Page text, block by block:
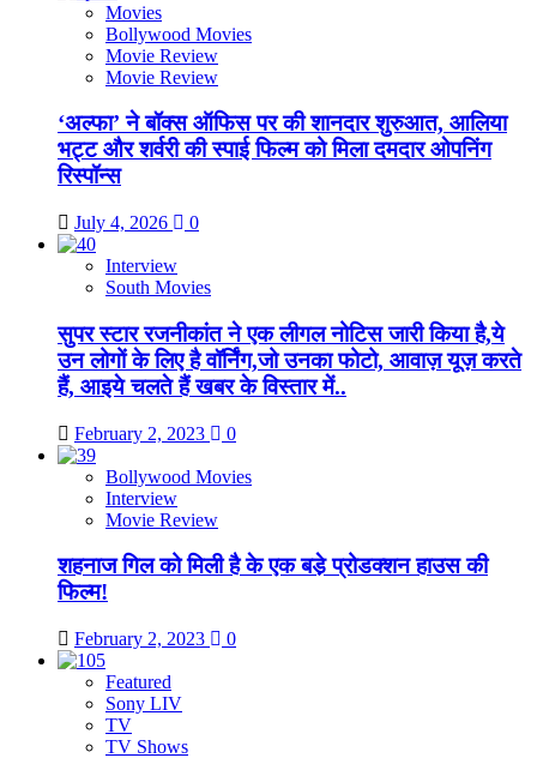
Movies
Bollywood Movies
Movie Review
Movie Review
‘अल्फा’ ने बॉक्स ऑफिस पर की शानदार शुरुआत, आलिया
भट्ट और शर्वरी की स्पाई फिल्म को मिला दमदार ओपनिंग
रिस्पॉन्स
July 4, 2026 0
Interview
South Movies
सुपर स्टार रजनीकांत ने एक लीगल नोटिस जारी किया है,ये
उन लोगों के लिए है वॉर्निंग,जो उनका फोटो, आवाज़ यूज़ करते
हैं, आइये चलते हैं खबर के विस्तार में..
February 2, 2023 0
Bollywood Movies
Interview
Movie Review
शहनाज गिल को मिली है के एक बडे़ प्रोडक्शन हाउस की
फिल्म!
February 2, 2023 0
Featured
Sony LIV
TV
TV Shows